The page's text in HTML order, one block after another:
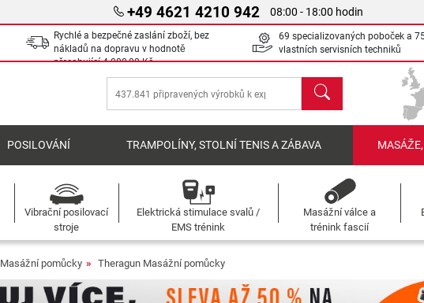
+49 4621 4210 942 08:00 - 18:00 hodin
Rychlé a bezpečné zaslání zboží, bez
nákladů na dopravu v hodnotě
přesahující4 000,00 Kč
69 specializovaných poboček a
vlastních servisních techniků
Hledat
POSILOVÁNÍ TRAMPOLÍNY, STOLNÍ TENIS A ZÁBAVA
Vibrační posilovací
stroje
Elektrická stimulace svalů /
EMS trénink
Masážní válce a
trénink fascií
Masážní pomůcky Theragun Masážní pomůcky